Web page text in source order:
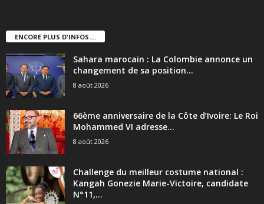
ENCORE PLUS D'INFOS....
Sahara marocain : La Colombie annonce un
changement de sa position...
8 août 2026
66ème anniversaire de la Côte d’Ivoire: Le Roi
Mohammed VI adresse...
8 août 2026
Challenge du meilleur costume national :
Kangah Gonezie Marie-Victoire, candidate
N°11,...